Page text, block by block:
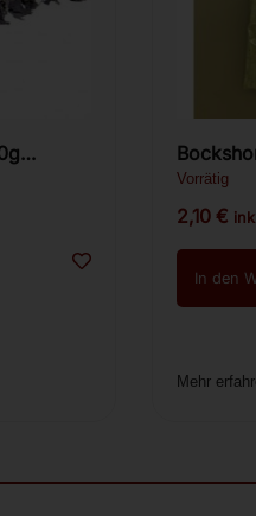
Չաման)
Vorrätig
2,10 €
In den
Mehr